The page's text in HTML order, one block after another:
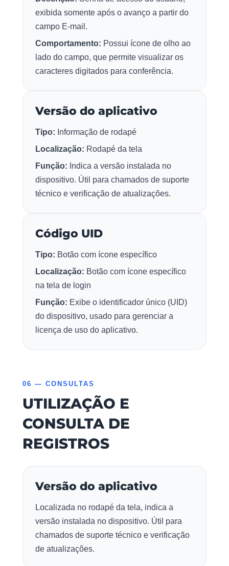
exibida somente após o avanço a partir do
campo E-mail.
Comportamento: Possui ícone de olho ao
lado do campo, que permite visualizar os
caracteres digitados para conferência.
Versão do aplicativo
Tipo: Informação de rodapé
Localização: Rodapé da tela
Função: Indica a versão instalada no
dispositivo. Útil para chamados de suporte
técnico e verificação de atualizações.
Código UID
Tipo: Botão com ícone específico
Localização: Botão com ícone específico
na tela de login
Função: Exibe o identificador único (UID)
do dispositivo, usado para gerenciar a
licença de uso do aplicativo.
06 — CONSULTAS
UTILIZAÇÃO E
CONSULTA DE
REGISTROS
Versão do aplicativo
Localizada no rodapé da tela, indica a
versão instalada no dispositivo. Útil para
chamados de suporte técnico e verificação
de atualizações.